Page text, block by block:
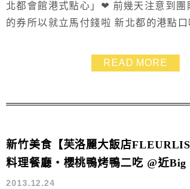
北都會館港式點心」❤ 前幾天注意到團
的券所以就立馬付錢啦 新北都的港點
READ MORE
新竹美食【芙洛麗大飯店
料理餐廳‧櫻桃鴨烤鴨二吃 @近
2013.12.24